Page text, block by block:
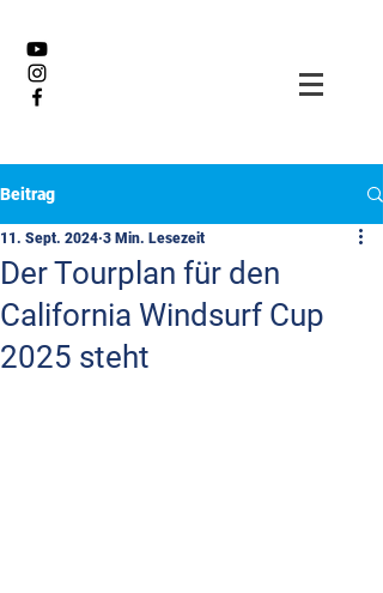
Beitrag
Der Tourplan für den
California Windsurf Cup
2025 steht
11. Sept. 2024 3 Min. Lesezeit